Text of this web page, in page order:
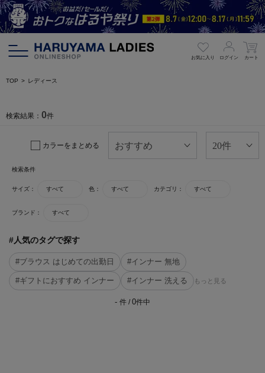
お気に入り ログイン カート
TOP レディース
検索結果： 0件
カラーをまとめる
検索条件
サイズ： すべて 色： すべて カテゴリ： すべて
ブランド： すべて
#人気のタグで探す
#ブラウス はじめての出勤日 #インナー 無地
#ギフトにおすすめ インナー #インナー 洗える もっと見る
- 件 / 0件中